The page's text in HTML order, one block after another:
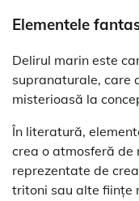
Elementele
Delirul marin este
supranaturale, care
misterioasă la
În literatură,
crea o atmosferă de
reprezentate de
tritoni sau alte ființe